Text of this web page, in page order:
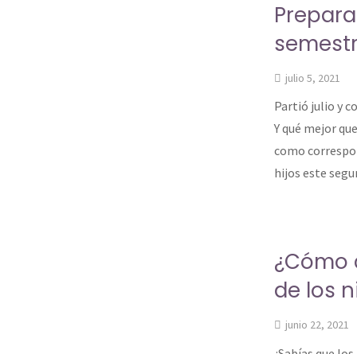
julio 5, 2021
Partió julio y
Y qué mejor
como
hijos este
de los
junio 22, 2021